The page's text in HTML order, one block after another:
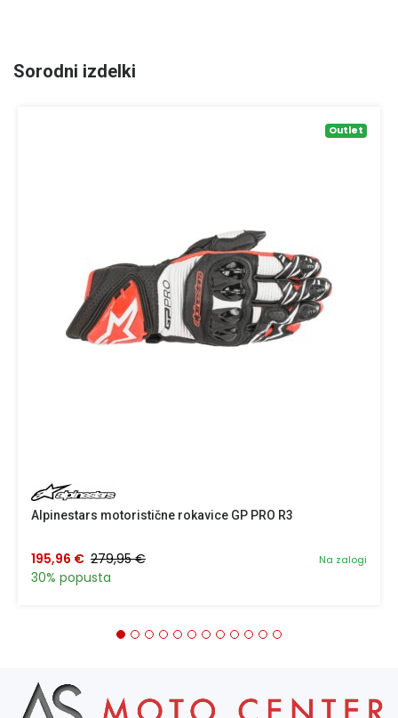
Sorodni izdelki
Outlet
Alpinestars motoristične rokavice GP PRO R3
Na zalogi
195,96 € 279,95 €
30% popusta